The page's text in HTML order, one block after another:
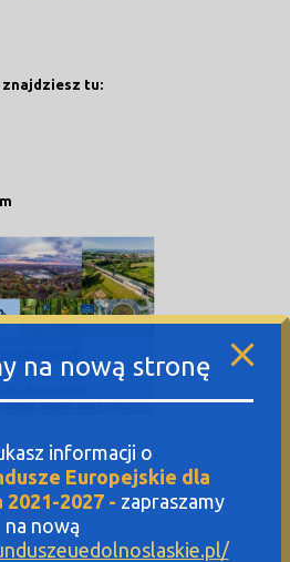
znajdziesz tu:
na nową stronę
informacji o
Europejskie dla
2021-2027 - zapraszamy
na nową